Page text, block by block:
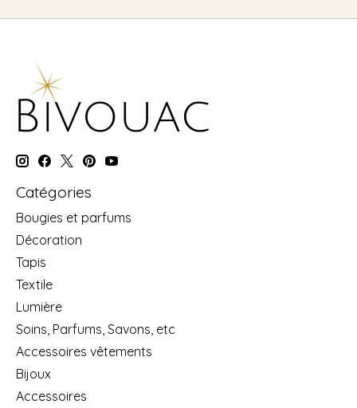
Catégories
Bougies et parfums
Décoration
Tapis
Textile
Lumière
Soins, Parfums, Savons, etc
Accessoires vêtements
Bijoux
Accessoires